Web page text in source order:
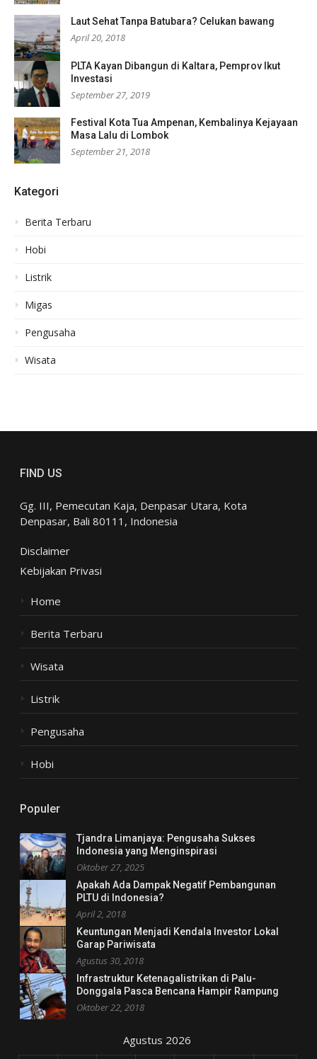
Laut Sehat Tanpa Batubara? Celukan bawang
April 20, 2018
PLTA Kayan Dibangun di Kaltara, Pemprov Ikut
Investasi
September 27, 2019
Festival Kota Tua Ampenan, Kembalinya Kejayaan
Masa Lalu di Lombok
September 21, 2018
Kategori
Berita Terbaru
Hobi
Listrik
Migas
Pengusaha
Wisata
FIND US
Gg. III, Pemecutan Kaja, Denpasar Utara, Kota
Denpasar, Bali 80111, Indonesia
Disclaimer
Kebijakan Privasi
Home
Berita Terbaru
Wisata
Listrik
Pengusaha
Hobi
Populer
Tjandra Limanjaya: Pengusaha Sukses
Indonesia yang Menginspirasi
Oktober 27, 2025
Apakah Ada Dampak Negatif Pembangunan
PLTU di Indonesia?
April 2, 2018
Keuntungan Menjadi Kendala Investor Lokal
Garap Pariwisata
Agustus 30, 2018
Infrastruktur Ketenagalistrikan di Palu-
Donggala Pasca Bencana Hampir Rampung
Oktober 22, 2018
Agustus 2026